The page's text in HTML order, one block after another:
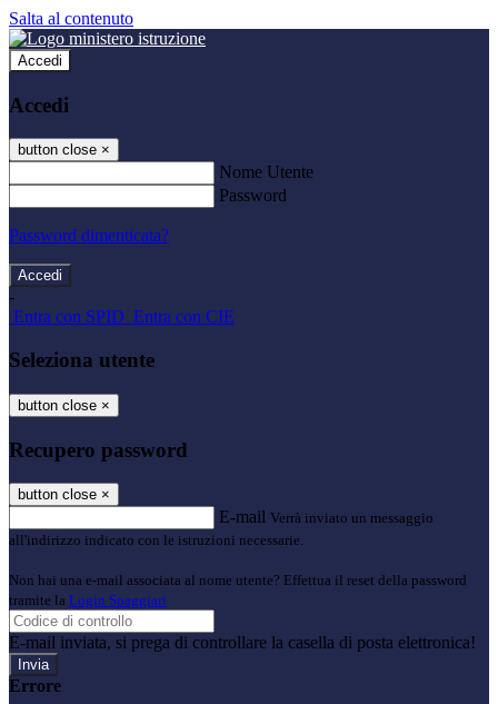
Salta al contenuto
Accedi
Accedi
button close ×
Nome Utente
Password
Password dimenticata?
-
Entra con SPID Entra con CIE
Seleziona utente
button close ×
Recupero password
button close ×
E-mail Verrà inviato un messaggio
all'indirizzo indicato con le istruzioni necessarie.
Non hai una e-mail associata al nome utente? Effettua il reset della password
tramite la Login Spaggiari
E-mail inviata, si prega di controllare la casella di posta elettronica!
Errore